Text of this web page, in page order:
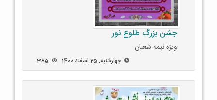
جشن بزرگ طلوع نور
ویژه نیمه شعبان
چهارشنبه, 25 اسفند 1400 385